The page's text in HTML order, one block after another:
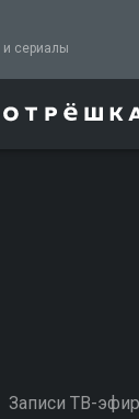
ТВ, фильмы и сериалы
Записи ТВ-